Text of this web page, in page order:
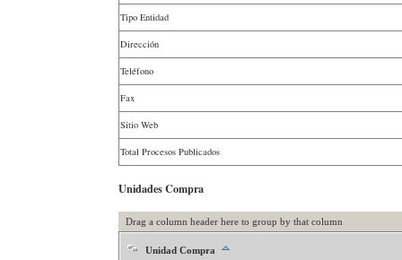
Tipo Entidad
Dirección
Teléfono
Fax
Sitio Web
Total Procesos Publicados
Unidades Compra
Drag a column header here to group by that column
Unidad Compra